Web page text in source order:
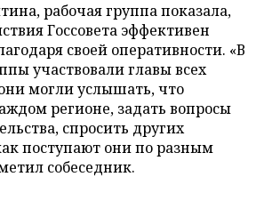
рабочая группа показала,
Госсовета эффективен
своей оперативности. «В
участвовали главы всех
могли услышать, что
регионе, задать вопросы
спросить других
поступают они по разным
собеседник.